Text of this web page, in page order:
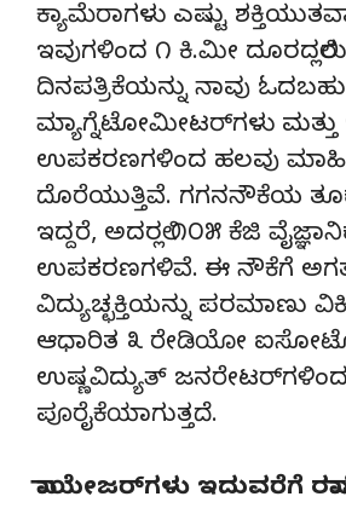
ಕ್ಯಾಮೆರಾಗಳು ಎಷ್ಟು
ಇವುಗಳಿಂದ ೧ ಕಿ.ಮೀ
ದಿನಪತ್ರಿಕೆಯನ್ನು ನಾವು
ಮ್ಯಾಗ್ನೆಟೋಮೀಟರ್‌ಗಳು ಮತ್ತು
ಉಪಕರಣಗಳಿಂದ ಹಲವು
ದೊರೆಯುತ್ತಿವೆ. ಗಗನನೌಕೆಯ
ಇದ್ದರೆ, ಅದರಲ್ಲಿ ೧೦೫ ಕೆಜಿ
ಉಪಕರಣಗಳಿವೆ. ಈ ನೌಕೆಗೆ
ವಿದ್ಯುಚ್ಛಕ್ತಿಯನ್ನು ಪರಮಾಣು
ಆಧಾರಿತ ೩ ರೇಡಿಯೋ
ಉಷ್ಣವಿದ್ಯುತ್ ಜನರೇಟರ್‌ಗಳಿಂದ
ಪೂರೈಕೆಯಾಗುತ್ತದೆ.
ವಾಯೇಜರ್‌ಗಳು ಇದುವರೆಗೆ